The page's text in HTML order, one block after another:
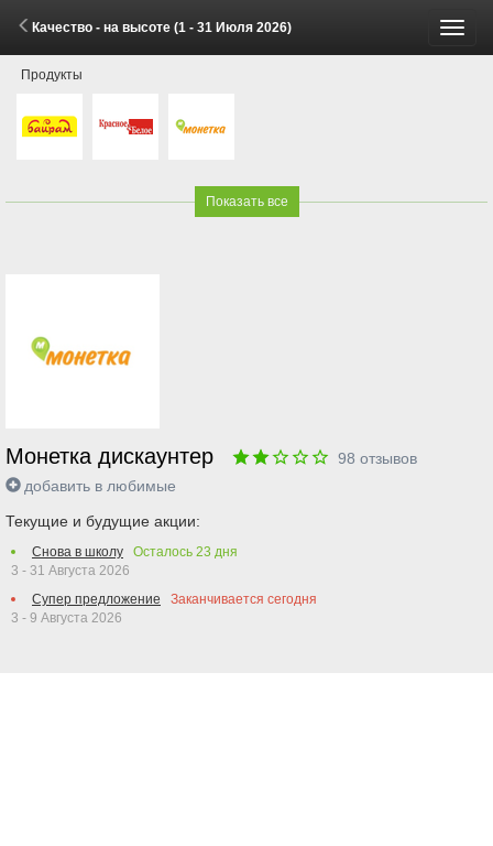
Качество - на высоте (1 - 31 Июля 2026)
Продукты
Показать все
Монетка дискаунтер 98 отзывов
добавить в любимые
Текущие и будущие акции:
Снова в школу Осталось 23 дня
3 - 31 Августа 2026
Супер предложение
Заканчивается сегодня
3 - 9 Августа 2026